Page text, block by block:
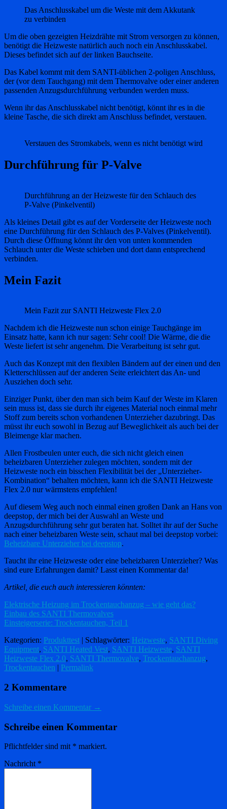
Das Anschlusskabel um die Weste mit dem Akkutank
zu verbinden
Um die oben gezeigten Heizdrähte mit Strom versorgen zu können,
benötigt die Heizweste natürlich auch noch ein Anschlusskabel.
Dieses befindet sich auf der linken Bauchseite.
Das Kabel kommt mit dem SANTI-üblichen 2-poligen Anschluss,
der (vor dem Tauchgang) mit dem Thermovalve oder einer anderen
passenden Anzugsdurchführung verbunden werden muss.
Wenn ihr das Anschlusskabel nicht benötigt, könnt ihr es in die
kleine Tasche, die sich direkt am Anschluss befindet, verstauen.
Verstauen des Stromkabels, wenn es nicht benötigt wird
Durchführung für P-Valve
Durchführung an der Heizweste für den Schlauch des
P-Valve (Pinkelventil)
Als kleines Detail gibt es auf der Vorderseite der Heizweste noch
eine Durchführung für den Schlauch des P-Valves (Pinkelventil).
Durch diese Öffnung könnt ihr den von unten kommenden
Schlauch unter die Weste schieben und dort dann entsprechend
verbinden.
Mein Fazit
Mein Fazit zur SANTI Heizweste Flex 2.0
Nachdem ich die Heizweste nun schon einige Tauchgänge im
Einsatz hatte, kann ich nur sagen: Sehr cool! Die Wärme, die die
Weste liefert ist sehr angenehm. Die Verarbeitung ist sehr gut.
Auch das Konzept mit den flexiblen Bändern auf der einen und den
Kletterschlüssen auf der anderen Seite erleichtert das An- und
Ausziehen doch sehr.
Einziger Punkt, über den man sich beim Kauf der Weste im Klaren
sein muss ist, dass sie durch ihr eigenes Material noch einmal mehr
Stoff zum bereits schon vorhandenen Unterzieher dazubringt. Das
müsst ihr euch sowohl in Bezug auf Beweglichkeit als auch bei der
Bleimenge klar machen.
Allen Frostbeulen unter euch, die sich nicht gleich einen
beheizbaren Unterzieher zulegen möchten, sondern mit der
Heizweste noch ein bisschen Flexibilität bei der „Unterzieher-
Kombination“ behalten möchten, kann ich die SANTI Heizweste
Flex 2.0 nur wärmstens empfehlen!
Auf diesem Weg auch noch einmal einen großen Dank an Hans von
deepstop, der mich bei der Auswahl an Weste und
Anzugsdurchführung sehr gut beraten hat. Solltet ihr auf der Suche
nach einer beheizbaren Weste sein, schaut mal bei deepstop vorbei:
Beheizbare Unterzieher bei deepstop.
Taucht ihr eine Heizweste oder eine beheizbaren Unterzieher? Was
sind eure Erfahrungen damit? Lasst einen Kommentar da!
Artikel, die euch auch interessieren könnten:
Elektrische Heizung im Trockentauchanzug – wie geht das?
Einbau des SANTI Thermovalves
Einsteigerserie: Trockentauchen, Teil 1
Kategorien: Produkttest | Schlagwörter: Heizweste, SANTI Diving
Equipment, SANTI Heated Vest, SANTI Heizweste, SANTI
Heizweste Flex 2.0, SANTI Thermovalve, Trockentauchanzug,
Trockentauchen
Permalink
2 Kommentare
Schreibe einen Kommentar →
Schreibe einen Kommentar
Pflichtfelder sind mit * markiert.
Nachricht *